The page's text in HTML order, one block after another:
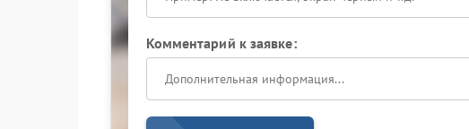
Комментарий к заявке: